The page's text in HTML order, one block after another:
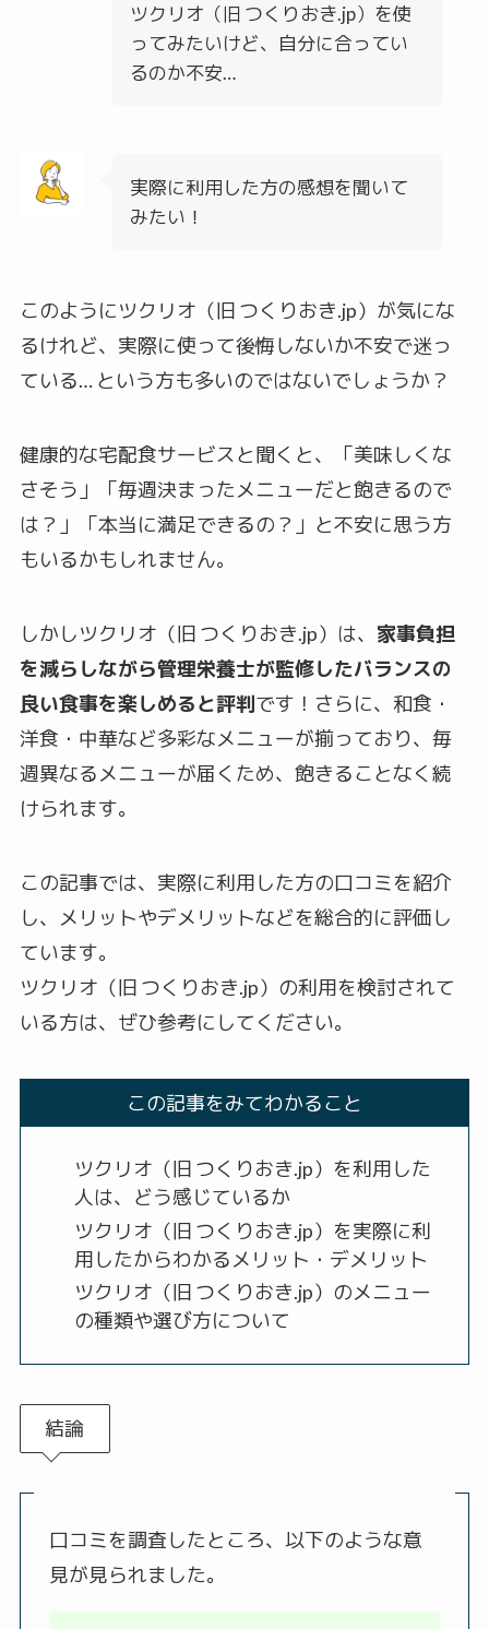
ツクリオ（旧 つくりおき.jp）を使
ってみたいけど、自分に合ってい
るのか不安…
実際に利用した方の感想を聞いて
みたい！
このようにツクリオ（旧 つくりおき.jp）が気にな
るけれど、実際に使って後悔しないか不安で迷っ
ている… という方も多いのではないでしょうか？
健康的な宅配食サービスと聞くと、「美味しくな
さそう」「毎週決まったメニューだと飽きるので
は？」「本当に満足できるの？」と不安に思う方
もいるかもしれません。
しかしツクリオ（旧 つくりおき.jp）は、 家事負担
を減らしながら管理栄養士が監修したバランスの
良い食事を楽しめると評判です！さらに、和食・
洋食・中華など多彩なメニューが揃っており、毎
週異なるメニューが届くため、飽きることなく続
けられます。
この記事では、実際に利用した方の口コミを紹介
し、メリットやデメリットなどを総合的に評価し
ています。
ツクリオ（旧 つくりおき.jp）の利用を検討されて
いる方は、ぜひ参考にしてください。
この記事をみてわかること
ツクリオ（旧 つくりおき.jp）を利用した
人は、どう感じているか
ツクリオ（旧 つくりおき.jp）を実際に利
用したからわかるメリット・デメリット
ツクリオ（旧 つくりおき.jp）のメニュー
の種類や選び方について
結論
口コミを調査したところ、以下のような意
見が見られました。